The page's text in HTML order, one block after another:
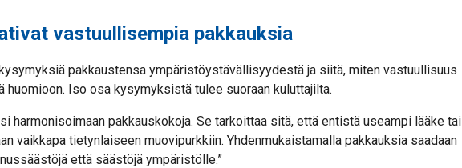
vastuullisempia pakkauksia
pakkaustensa ympäristöystävällisyydestä ja siitä, miten vastuullisuus
huomioon. Iso osa kysymyksistä tulee suoraan kuluttajilta.
harmonisoimaan pakkauskokoja. Se tarkoittaa sitä, että entistä useampi lääke tai
vaikkapa tietynlaiseen muovipurkkiin. Yhdenmukaistamalla pakkauksia saadaan
että säästöjä ympäristölle.”